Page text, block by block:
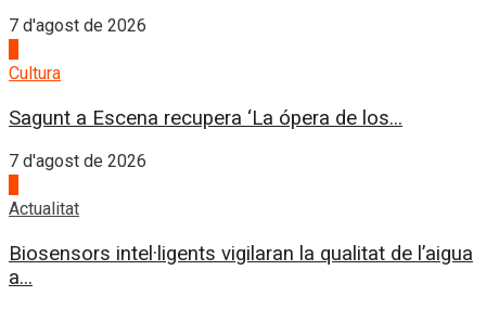
7 d'agost de 2026
Cultura
Sagunt a Escena recupera ‘La ópera de los...
7 d'agost de 2026
Actualitat
Biosensors intel·ligents vigilaran la qualitat de l’aigua
a...